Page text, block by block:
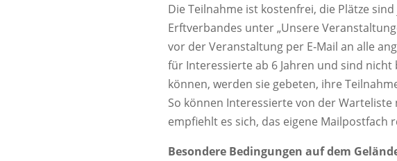
Die Teilnahme ist kostenfrei, die Plätze
Erftverbandes unter „Unsere
vor der Veranstaltung per E‑Mail an alle
für Interessierte ab 6 Jahren und sind
können, werden sie gebeten, ihre
So können Interessierte von der
empfiehlt es sich, das eigene Mailpostfach
Besondere Bedingungen auf dem